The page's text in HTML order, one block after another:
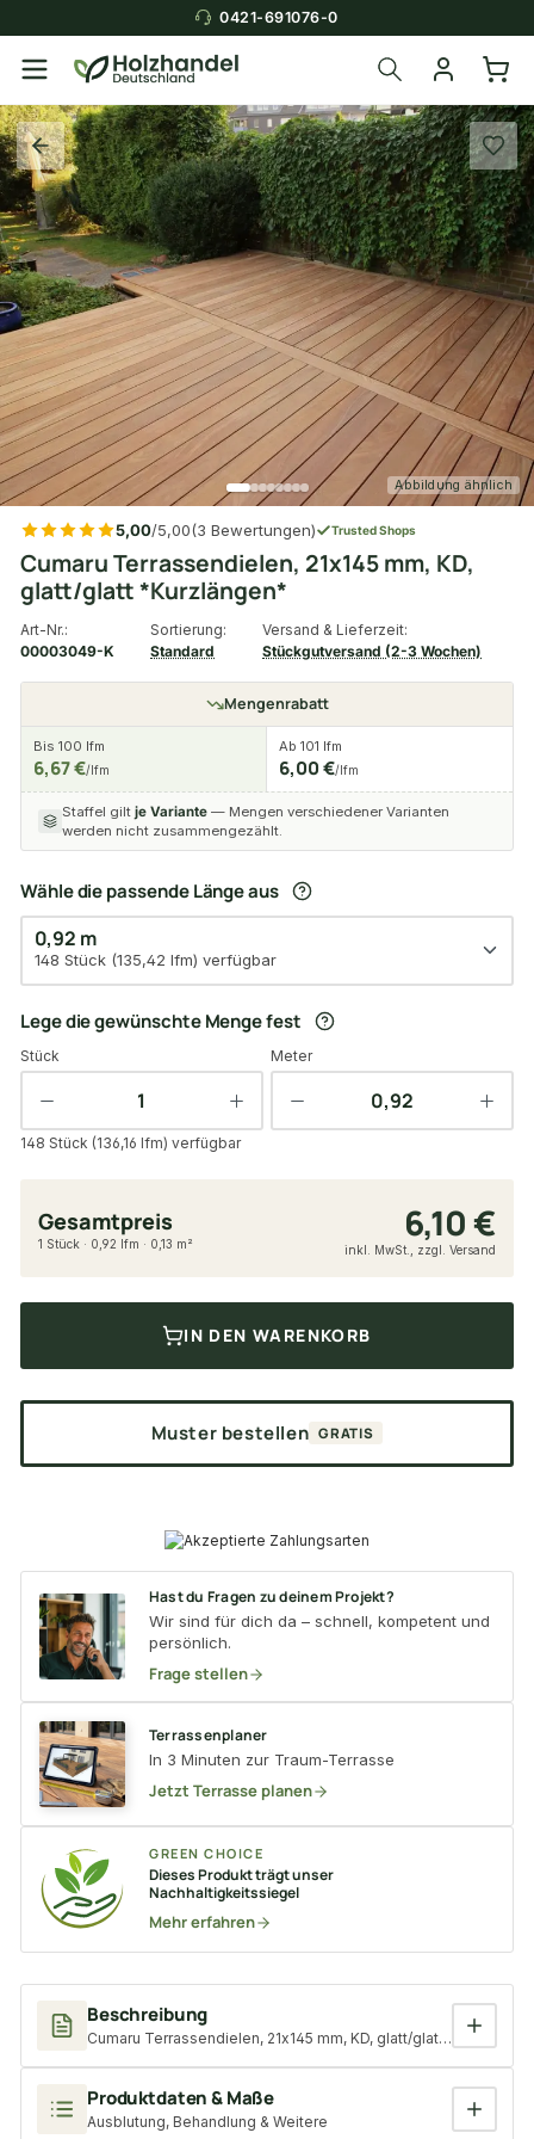
0421-691076-0
Abbildung ähnlich
Beschreibung
Cumaru Terrassendielen, 21x145 mm, KD, glatt/glatt
Produktdaten & Maße
Ausblutung, Behandlung & Weitere
5,00/5,00(3 Bewertungen) Trusted Shops
Cumaru Terrassendielen, 21x145 mm, KD,
glatt/glatt *Kurzlängen*
Art-Nr.:
00003049-K
Sortierung:
Standard
Versand & Lieferzeit:
Stückgutversand (2-3 Wochen)
Mengenrabatt
Bis 100 lfm
6,67 €/lfm
Ab 101 lfm
6,00 €/lfm
Staffel gilt je Variante — Mengen verschiedener Varianten
werden nicht zusammengezählt.
Wähle die passende Länge aus
0,92 m
148 Stück (135,42 lfm) verfügbar
Lege die gewünschte Menge fest
Stück Meter
148 Stück (136,16 lfm) verfügbar
Gesamtpreis 6,10 €
1 Stück · 0,92 lfm · 0,13 m² inkl. MwSt., zzgl. Versand
IN DEN WARENKORB
Muster bestellen GRATIS
Hast du Fragen zu deinem Projekt?
Wir sind für dich da – schnell, kompetent und
persönlich.
Frage stellen
Terrassenplaner
In 3 Minuten zur Traum-Terrasse
Jetzt Terrasse planen
GREEN CHOICE
Dieses Produkt trägt unser
Nachhaltigkeitssiegel
Mehr erfahren